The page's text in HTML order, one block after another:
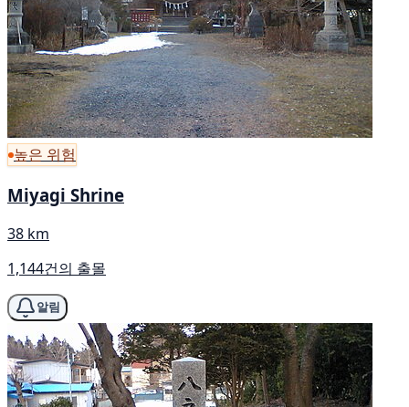
높은 위험
Miyagi Shrine
38 km
1,144건의 출몰
알림